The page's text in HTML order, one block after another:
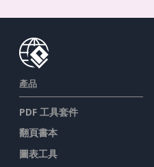
產品
PDF 工具套件
翻頁書本
圖表工具